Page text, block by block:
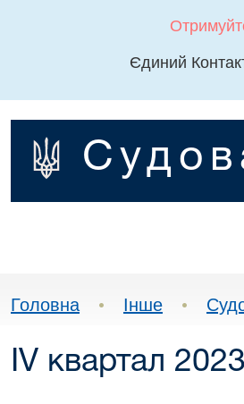
Єдиний
Головна • Інше •
ІV квартал